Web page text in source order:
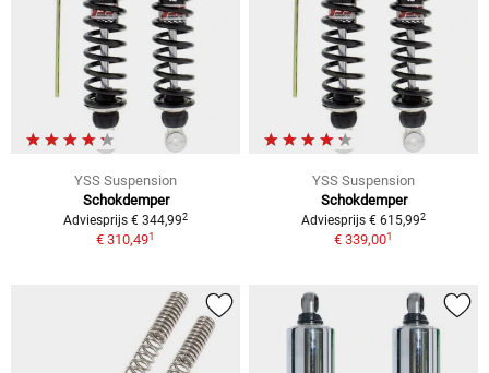
YSS Suspension
Schokdemper
Adviesprijs € 344,992
€ 310,491
YSS Suspension
Schokdemper
Adviesprijs € 615,992
€ 339,001